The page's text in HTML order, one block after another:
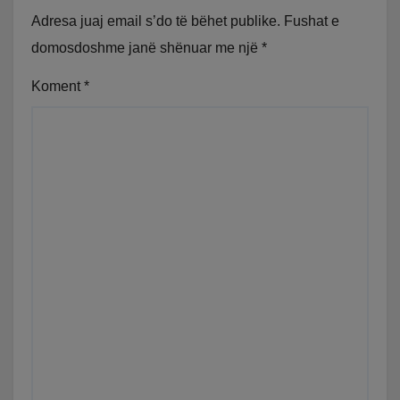
Adresa juaj email s’do të bëhet publike. Fushat e
domosdoshme janë shënuar me një *
Koment *